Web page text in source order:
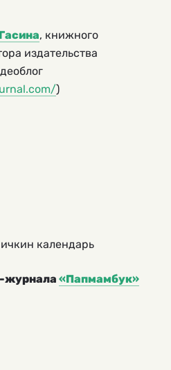
, книжного
издательства
)
календарь
журнала «Папмамбук»